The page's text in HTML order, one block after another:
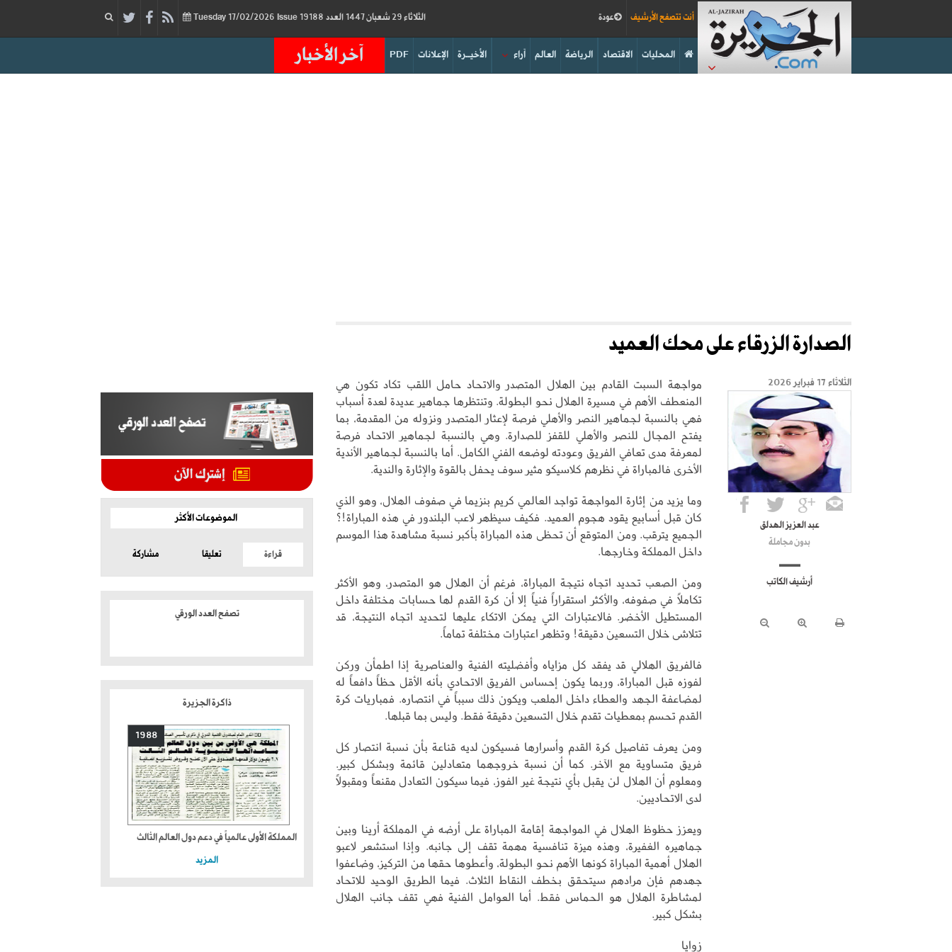
الثلاثاء 29 شعبان 1447 العدد 19188 17/02/2026 Issue عودة أنت تتصفح الأرشيف
آخر الأخبار PDF الإعلانات الأخيــرة آراء العالم الرياضة الاقتصاد المحليات
الصدارة الزرقاء على محك العميد
الثلاثاء 17 فبراير 2026
عبد العزيز الهدلق
بدون مجاملة
أرشيف الكاتب
مواجهة السبت القادم بين الهلال المتصدر والاتحاد حامل اللقب تكاد تكون هي
المنعطف الأهم في مسيرة الهلال نحو البطولة. وتنتظرها جماهير عديدة لعدة أسباب
فهي بالنسبة لجماهير النصر والأهلي فرصة لإعثار المتصدر ونزوله من المقدمة، بما
يفتح المجال للنصر والأهلي للقفز للصدارة. وهي بالنسبة لجماهير الاتحاد فرصة
لمعرفة مدى تعافي الفريق وعودته لوضعه الفني الكامل. أما بالنسبة لجماهير الأندية
الأخرى فالمباراة في نظرهم كلاسيكو مثير سوف يحفل بالقوة والإثارة والندية.
وما يزيد من إثارة المواجهة تواجد العالمي كريم بنزيما في صفوف الهلال، وهو الذي
كان قبل أسابيع يقود هجوم العميد. فكيف سيظهر لاعب البلندور في هذه المباراة!؟
الجميع يترقب. ومن المتوقع أن تحظى هذه المباراة بأكبر نسبة مشاهدة هذا الموسم
داخل المملكة وخارجها.
ومن الصعب تحديد اتجاه نتيجة المباراة، فرغم أن الهلال هو المتصدر، وهو الأكثر
تكاملاً في صفوفه، والأكثر استقراراً فنياً إلا أن كرة القدم لها حسابات مختلفة داخل
المستطيل الأخضر. فالاعتبارات التي يمكن الاتكاء عليها لتحديد اتجاه النتيجة، قد
تتلاشى خلال التسعين دقيقة! وتظهر اعتبارات مختلفة تماماً.
فالفريق الهلالي قد يفقد كل مزاياه وأفضليته الفنية والعناصرية إذا اطمأن وركن
لفوزه قبل المباراة، وربما يكون إحساس الفريق الاتحادي بأنه الأقل حظاً دافعاً له
لمضاعفة الجهد والعطاء داخل الملعب ويكون ذلك سبباً في انتصاره. فمباريات كرة
القدم تحسم بمعطيات تقدم خلال التسعين دقيقة فقط. وليس بما قبلها.
ومن يعرف تفاصيل كرة القدم وأسرارها فسيكون لديه قناعة بأن نسبة انتصار كل
فريق متساوية مع الآخر. كما أن نسبة خروجهما متعادلين قائمة وبشكل كبير.
ومعلوم أن الهلال لن يقبل بأي نتيجة غير الفوز، فيما سيكون التعادل مقنعاً ومقبولاً
لدى الاتحاديين.
ويعزز حظوظ الهلال في المواجهة إقامة المباراة على أرضه في المملكة أرينا وبين
جماهيره الغفيرة، وهذه ميزة تنافسية مهمة تقف إلى جانبه. وإذا استشعر لاعبو
الهلال أهمية المباراة كونها الأهم نحو البطولة، وأعطوها حقها من التركيز، وضاعفوا
جهدهم فإن مرادهم سيتحقق بخطف النقاط الثلاث. فيما الطريق الوحيد للاتحاد
لمشاطرة الهلال هو الحماس فقط. أما العوامل الفنية فهي تقف جانب الهلال
بشكل كبير.
زوايا
الموضوعات الأكثر
قراءة تعليقا مشاركة
تصفح العدد الورقي
ذاكرة الجزيرة
1988
المملكة الأولى عالمياً في دعم دول العالم الثالث
المزيد